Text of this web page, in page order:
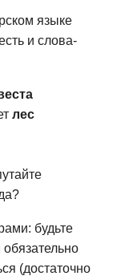
языке
и слова-
лес
будьте
(достаточно